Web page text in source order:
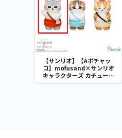
【サンリオ】【Aポチャッ
コ】mofusand×サンリオ
キャラクターズ カチューシ
ャマスコット②